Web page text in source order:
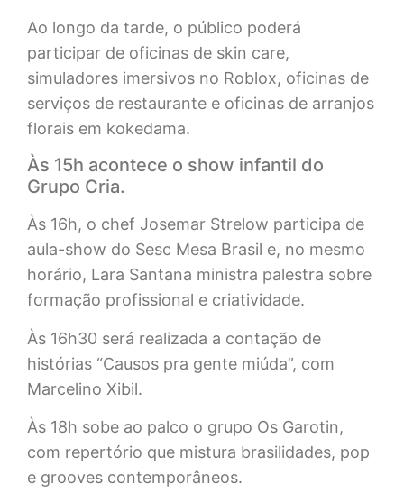
Ao longo da tarde, o público poderá
participar de oficinas de skin care,
simuladores imersivos no Roblox, oficinas de
serviços de restaurante e oficinas de arranjos
florais em kokedama.
Às 15h acontece o show infantil do
Grupo Cria.
Às 16h, o chef Josemar Strelow participa de
aula-show do Sesc Mesa Brasil e, no mesmo
horário, Lara Santana ministra palestra sobre
formação profissional e criatividade.
Às 16h30 será realizada a contação de
histórias “Causos pra gente miúda”, com
Marcelino Xibil.
Às 18h sobe ao palco o grupo Os Garotin,
com repertório que mistura brasilidades, pop
e grooves contemporâneos.